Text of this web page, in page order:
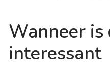
Wanneer
interessant